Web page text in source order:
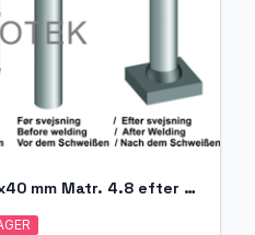
ID Gevindbøs M20-Ø22x40 mm Matr. 4.8 efter EN ISO 13918